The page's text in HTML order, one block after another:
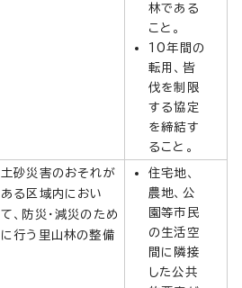
林である
こと。
10年間の
転用、皆
伐を制限
する協定
を締結す
ること。
土砂災害のおそれが
ある区域内におい
て、防災・減災のため
に行う里山林の整備
住宅地、
農地、公
園等市民
の生活空
間に隣接
した公共